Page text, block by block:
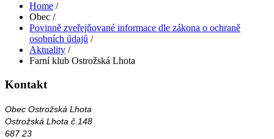
Home /
Obec /
Povinně zveřejňované informace dle zákona o ochraně
osobních údajů /
Aktuality /
Farní klub Ostrožská Lhota
Kontakt
Obec Ostrožská Lhota
Ostrožská Lhota č.148
687 23